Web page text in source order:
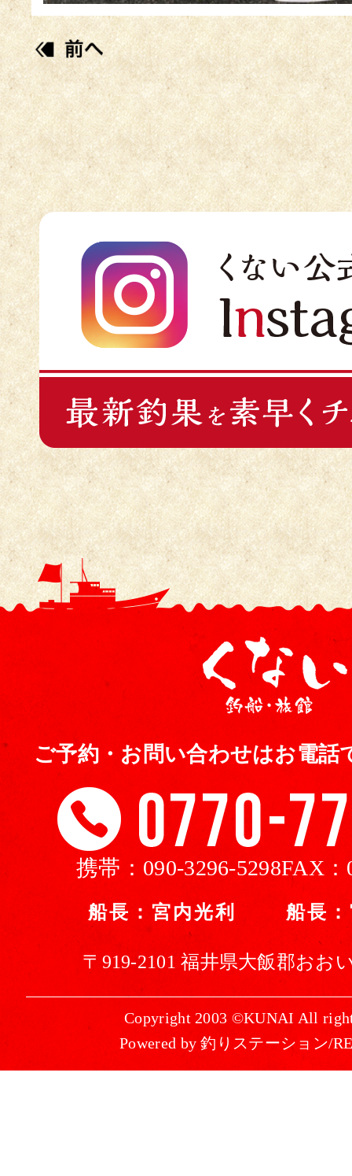
ご予約・お問い合わせはお電話
携帯： 090-3296-5298FAX：
船長：宮内光利 船長：
〒919-2101 福井県大飯郡おお
Copyright 2003 ©KUNAI All
Powered by 釣りステーション/